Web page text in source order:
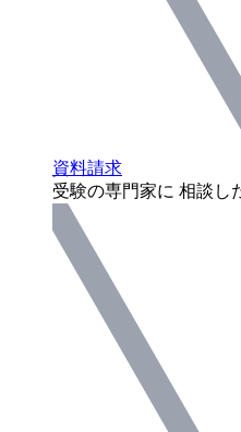
資料請求
受験の専門家に 相談し